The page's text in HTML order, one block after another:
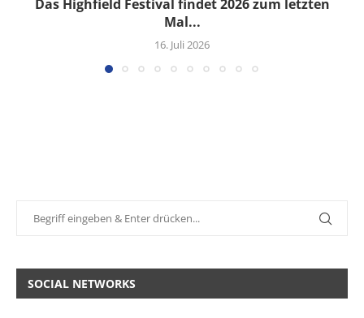
Das Highfield Festival findet 2026 zum letzten
Mal...
16. Juli 2026
SOCIAL NETWORKS